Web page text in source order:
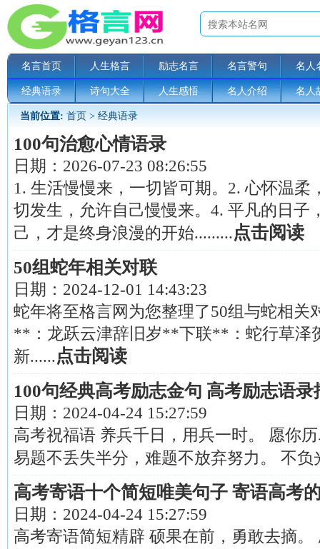
名言首页 人生格言 励志名言 名言警句 名人
经典语录 诗句大全 人生感悟 名人介绍 名人
当前位置: 首页 > 经典语录
100句治愈心情语录
日期： 2026-07-23 08:26:55
1. 生活慢慢来，一切皆可期。2. 心怀温柔
切发生，允许自己慢慢来。4. 平凡的日子
己，才是终身浪漫的开始.........点击阅读
50组蛇年相关对联
日期： 2024-12-01 14:43:23
蛇年将至格言网为您整理了50组与蛇相
**：龙跃云津辞旧岁**下联**：蛇行草泽
新......点击阅读
100句经典高考励志金句 高考励志语录
日期： 2024-04-24 15:27:59
高考祝福语 养兵千日，用兵一时。 愿你
易题不丢失半分，难题不放弃努力。 不负
高考寄语十个简短唯美句子 寄语高考
日期： 2024-04-24 15:27:59
高考寄语简短精辟 硕果在前，勇敢去摘